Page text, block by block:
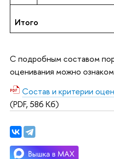
Итого
С подробным составом
оценивания можно
Состав и критерии
(PDF, 586 Кб)